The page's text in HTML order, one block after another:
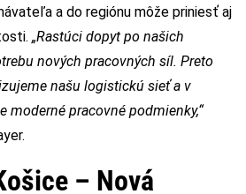
a do regiónu môže priniesť aj
„Rastúci dopyt po našich
nových pracovných síl. Preto
našu logistickú sieť a v
moderné pracovné podmienky,“
– Nová